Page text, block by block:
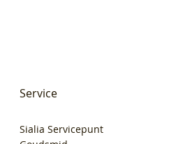
Service
Sialia Servicepunt